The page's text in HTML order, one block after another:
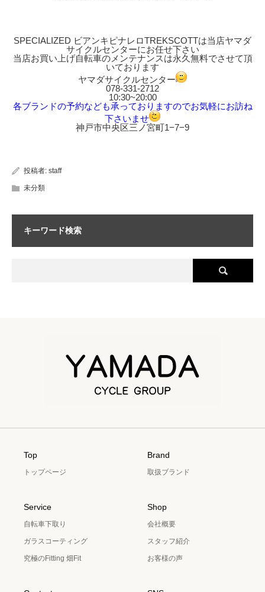
SPECIALIZED ビアンキピナレロTREKSCOTTは当店ヤマダ
サイクルセンターにお任せ下さい
当店お買い上げ自転車のメンテナンスは永久無料でさせて頂
いております
ヤマダサイクルセンター
078-331-2712
10:30~20:00
各ブランドの予約なども承っておりますのでお気軽にお訪ね
下さいませ
神戸市中央区三ノ宮町1−7−9
投稿者: staff
未分類
キーワード検索
Top
トップページ
Brand
取扱ブランド
Service
自転車下取り
ガラスコーティング
究極のFitting 畑Fit
Shop
会社概要
スタッフ紹介
お客様の声